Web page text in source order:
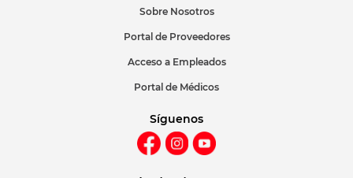
Sobre Nosotros
Portal de Proveedores
Acceso a Empleados
Portal de Médicos
Síguenos